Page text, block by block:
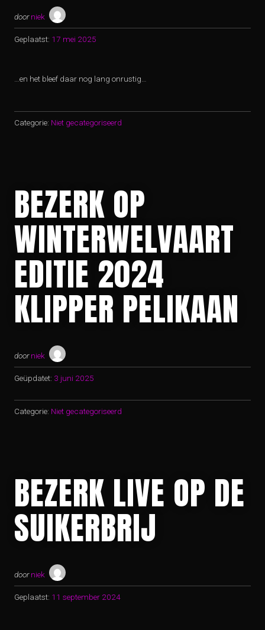
door niek
Geplaatst: 17 mei 2025
…en het bleef daar nog lang onrustig…
Categorie: Niet gecategoriseerd
BEZERK OP
WINTERWELVAART
EDITIE 2024
KLIPPER PELIKAAN
door niek
Geüpdatet: 3 juni 2025
Categorie: Niet gecategoriseerd
BEZERK LIVE OP DE
SUIKERBRIJ
door niek
Geplaatst: 11 september 2024